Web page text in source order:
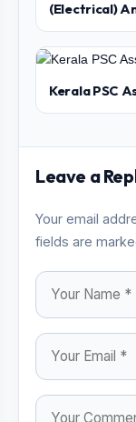
(Electrical)
Kerala PSC
Leave a
Your email
fields are